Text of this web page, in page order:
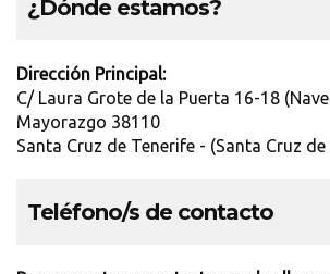
¿Dónde estamos?
Dirección Principal:
C/ Laura Grote de la Puerta 16-18
Mayorazgo 38110
Santa Cruz de Tenerife - (Santa Cruz de
Teléfono/s de contacto